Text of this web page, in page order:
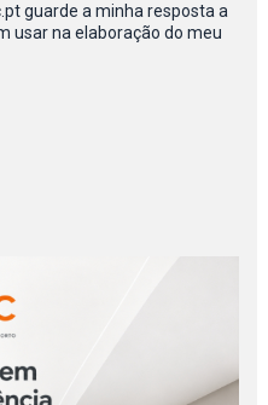
guarde a minha resposta a
usar na elaboração do meu